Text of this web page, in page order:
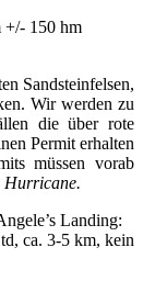
+/- 150 hm
Sandsteinfelsen,
Wir werden zu
die über rote
Permit erhalten
müssen vorab
Hurricane.
Landing:
ca. 3-5 km, kein